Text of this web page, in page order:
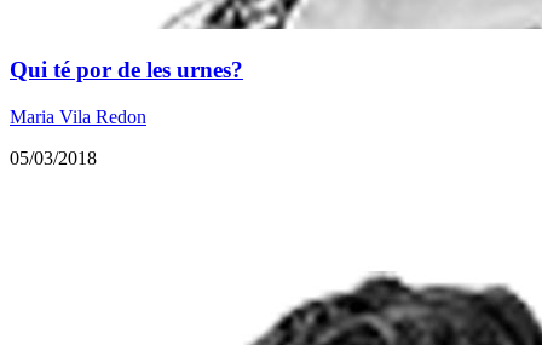
Qui té por de les urnes?
Maria Vila Redon
05/03/2018